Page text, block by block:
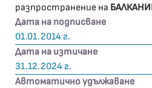
разпространение на
Дата на подписване
01.01.2014 г.
Дата на изтичане
31.12.2024 г.
Автоматично удължаване